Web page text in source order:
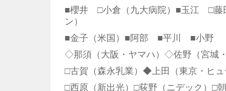
■櫻井 □小倉（九大病院）■玉江 □藤
ン）
■金子（米国）■阿部 ■平川 ■小野
◇那須（大阪・ヤマハ）◇佐野（宮城
□古賀（森永乳業）◆上田（東京・ヒ
□西原（新出光）□荻野（ニデック）□